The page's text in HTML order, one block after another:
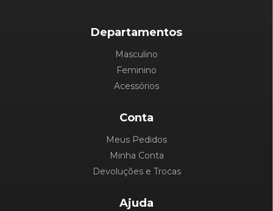
Departamentos
Masculino
Feminino
Acessórios
Conta
Meus Pedidos
Minha Conta
Devoluções e Trocas
Ajuda